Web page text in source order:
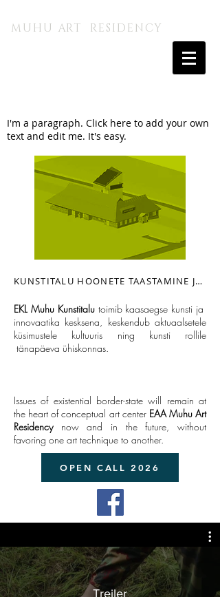
MUHU ART RESIDENCY
I'm a paragraph. Click here to add your own
text and edit me. It's easy.
KUNSTITALU HOONETE TAASTAMINE JA KAASAJASTAMINE
EKL Muhu Kunstitalutoimib kaasaegse kunsti ja
innovaatika kesksena, keskendub aktuaalsetele
küsimustele kultuuris ning kunsti rollile
tänapäeva ühiskonnas.
Issues of existential border-state will remain at
the heart of conceptual art center EAA Muhu Art
Residencynow and in the future, without
favoring one art technique to another.
OPEN CALL 2026
Treiler